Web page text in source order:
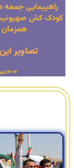
راهپیمایی
کودک کش
همزمان
تصاویر